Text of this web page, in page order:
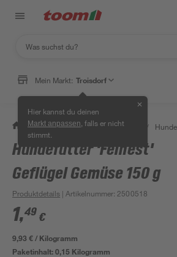
Mein Markt: Troisdorf
Hier kannst du deinen
Markt anpassen , falls er nicht
stimmt.
✕
/ Garten & Freizeit / Tierbedarf /
Hundefutter 'Feinest'
Geflügel Gemüse 150 g
Produktdetails | Artikelnummer: 2500518
1,49 €
9,93 € / Kilogramm
Paketinhalt:0,15 Kilogramm